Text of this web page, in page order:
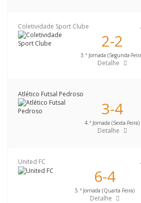
Coletividade Sport Clube
2-2
3.ª Jornada (Segunda-
Detalhe
Atlético Futsal Pedroso
3-4
4.ª Jornada (Sexta-Feira)
Detalhe
United FC
6-4
5.ª Jornada (Quarta Feira)
Detalhe